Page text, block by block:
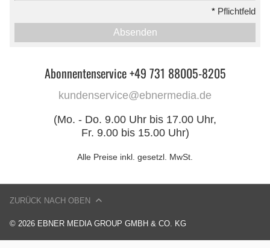
* Pflichtfeld
Absenden
Abonnentenservice +49 731 88005-8205
kundenservice@ebnermedia.de
(Mo. - Do. 9.00 Uhr bis 17.00 Uhr,
Fr. 9.00 bis 15.00 Uhr)
Alle Preise inkl. gesetzl. MwSt.
© 2026 EBNER MEDIA GROUP GMBH & CO. KG
ZURÜCK NACH OBEN